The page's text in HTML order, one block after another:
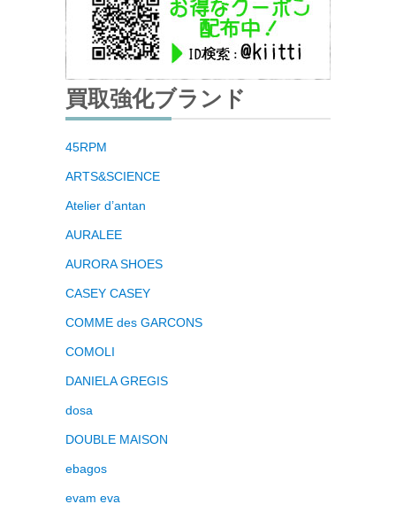
買取強化ブランド
45RPM
ARTS&SCIENCE
Atelier d’antan
AURALEE
AURORA SHOES
CASEY CASEY
COMME des GARCONS
COMOLI
DANIELA GREGIS
dosa
DOUBLE MAISON
ebagos
evam eva